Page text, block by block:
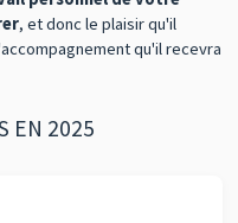
, et donc le plaisir qu'il
qu'il recevra
EN 2025